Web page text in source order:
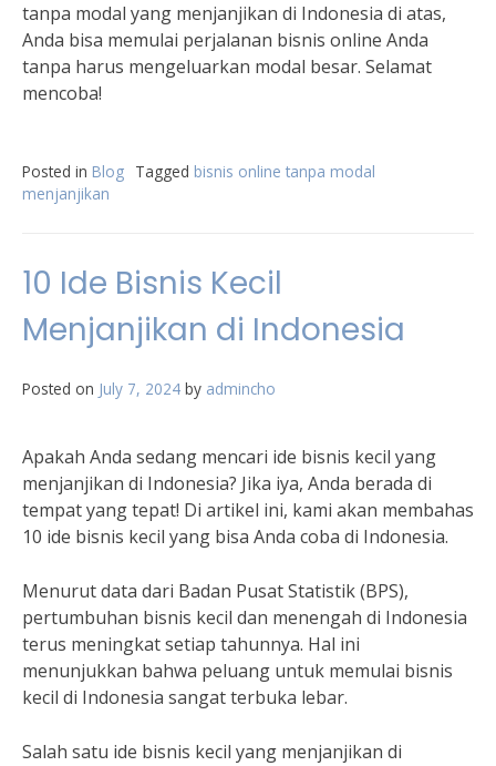
tanpa modal yang menjanjikan di Indonesia di atas,
Anda bisa memulai perjalanan bisnis online Anda
tanpa harus mengeluarkan modal besar. Selamat
mencoba!
Posted in Blog Tagged bisnis online tanpa modal
menjanjikan
10 Ide Bisnis Kecil
Menjanjikan di Indonesia
Posted on July 7, 2024 by admincho
Apakah Anda sedang mencari ide bisnis kecil yang
menjanjikan di Indonesia? Jika iya, Anda berada di
tempat yang tepat! Di artikel ini, kami akan membahas
10 ide bisnis kecil yang bisa Anda coba di Indonesia.
Menurut data dari Badan Pusat Statistik (BPS),
pertumbuhan bisnis kecil dan menengah di Indonesia
terus meningkat setiap tahunnya. Hal ini
menunjukkan bahwa peluang untuk memulai bisnis
kecil di Indonesia sangat terbuka lebar.
Salah satu ide bisnis kecil yang menjanjikan di